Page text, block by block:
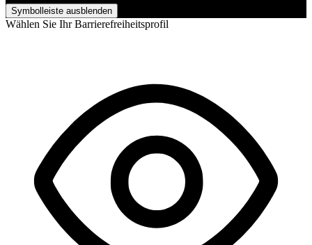
Symbolleiste ausblenden
Wählen Sie Ihr Barrierefreiheitsprofil